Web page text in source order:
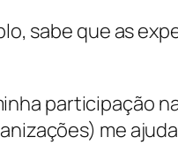
sabe que as
participação
me